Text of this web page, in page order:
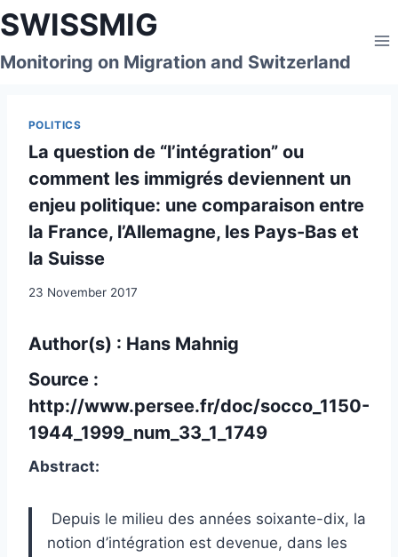
Skip
to
content
SWISSMIG
Monitoring on Migration and Switzerland
POLITICS
La question de “l’intégration” ou
comment les immigrés deviennent un
enjeu politique: une comparaison entre
la France, l’Allemagne, les Pays-Bas et
la Suisse
23 November 2017
Author(s) : Hans Mahnig
Source :
http://www.persee.fr/doc/socco_1150-
1944_1999_num_33_1_1749
Abstract:
Depuis le milieu des années soixante-dix, la
notion d’intégration est devenue, dans les